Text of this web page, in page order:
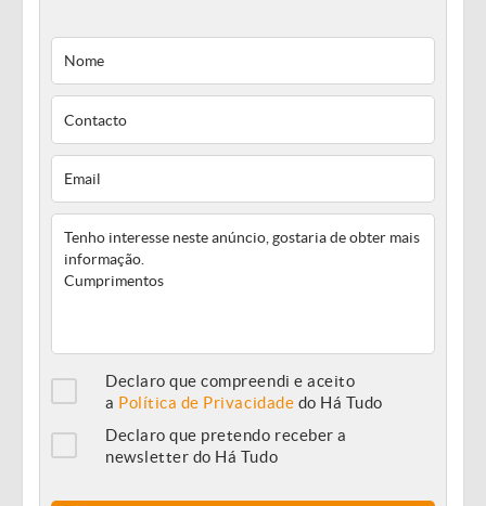
Declaro que compreendi e aceito
a Política de Privacidade do Há Tudo
Declaro que pretendo receber a
newsletter do Há Tudo